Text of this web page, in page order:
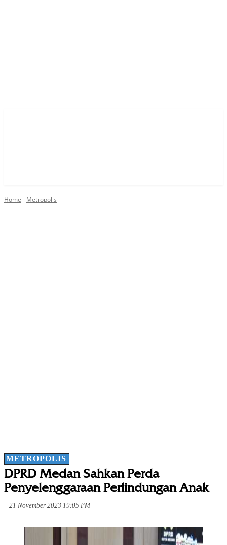
Home Metropolis
METROPOLIS
DPRD Medan Sahkan Perda
Penyelenggaraan Perlindungan Anak
21 November 2023 19:05 PM